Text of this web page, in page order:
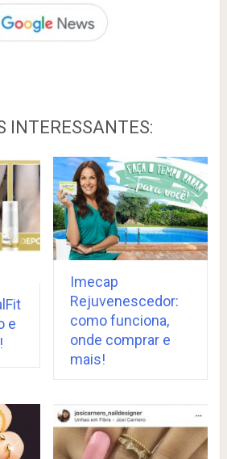
INTERESSANTES:
e
Imecap
Rejuvenescedor:
como funciona,
onde comprar e
mais!